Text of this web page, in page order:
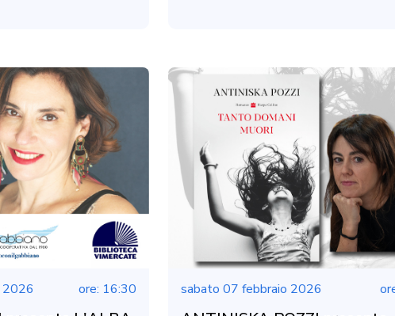
2026 ore: 16:30 sabato 07 febbraio 2026